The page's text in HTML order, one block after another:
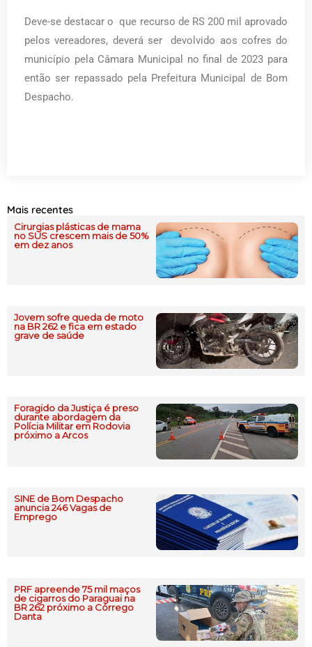
Deve-se destacar o que recurso de RS 200 mil aprovado
pelos vereadores, deverá ser devolvido aos cofres do
município pela Câmara Municipal no final de 2023 para
então ser repassado pela Prefeitura Municipal de Bom
Despacho.
Mais recentes
Cirurgias plásticas de mama
no SUS crescem mais de 50%
em dez anos
Jovem sofre queda de moto
na BR 262 e fica em estado
grave de saúde
Foragido da Justiça é preso
durante abordagem da
Polícia Militar em Rodovia
próximo a Arcos
SINE de Bom Despacho
anuncia 246 Vagas de
Emprego
PRF apreende 75 mil maços
de cigarros do Paraguai na
BR 262 próximo a Córrego
Danta